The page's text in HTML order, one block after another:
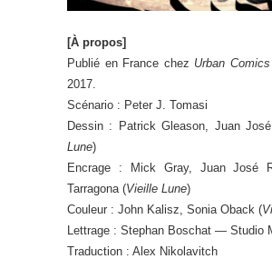
[À propos]
Publié en France chez Urban Comics
2017.
Scénario : Peter J. Tomasi
Dessin : Patrick Gleason, Juan
Lune)
Encrage : Mick Gray, Juan José
Tarragona (Vieille Lune)
Couleur : John Kalisz, Sonia Oback (
Lettrage : Stephan Boschat — Studio
Traduction : Alex Nikolavitch